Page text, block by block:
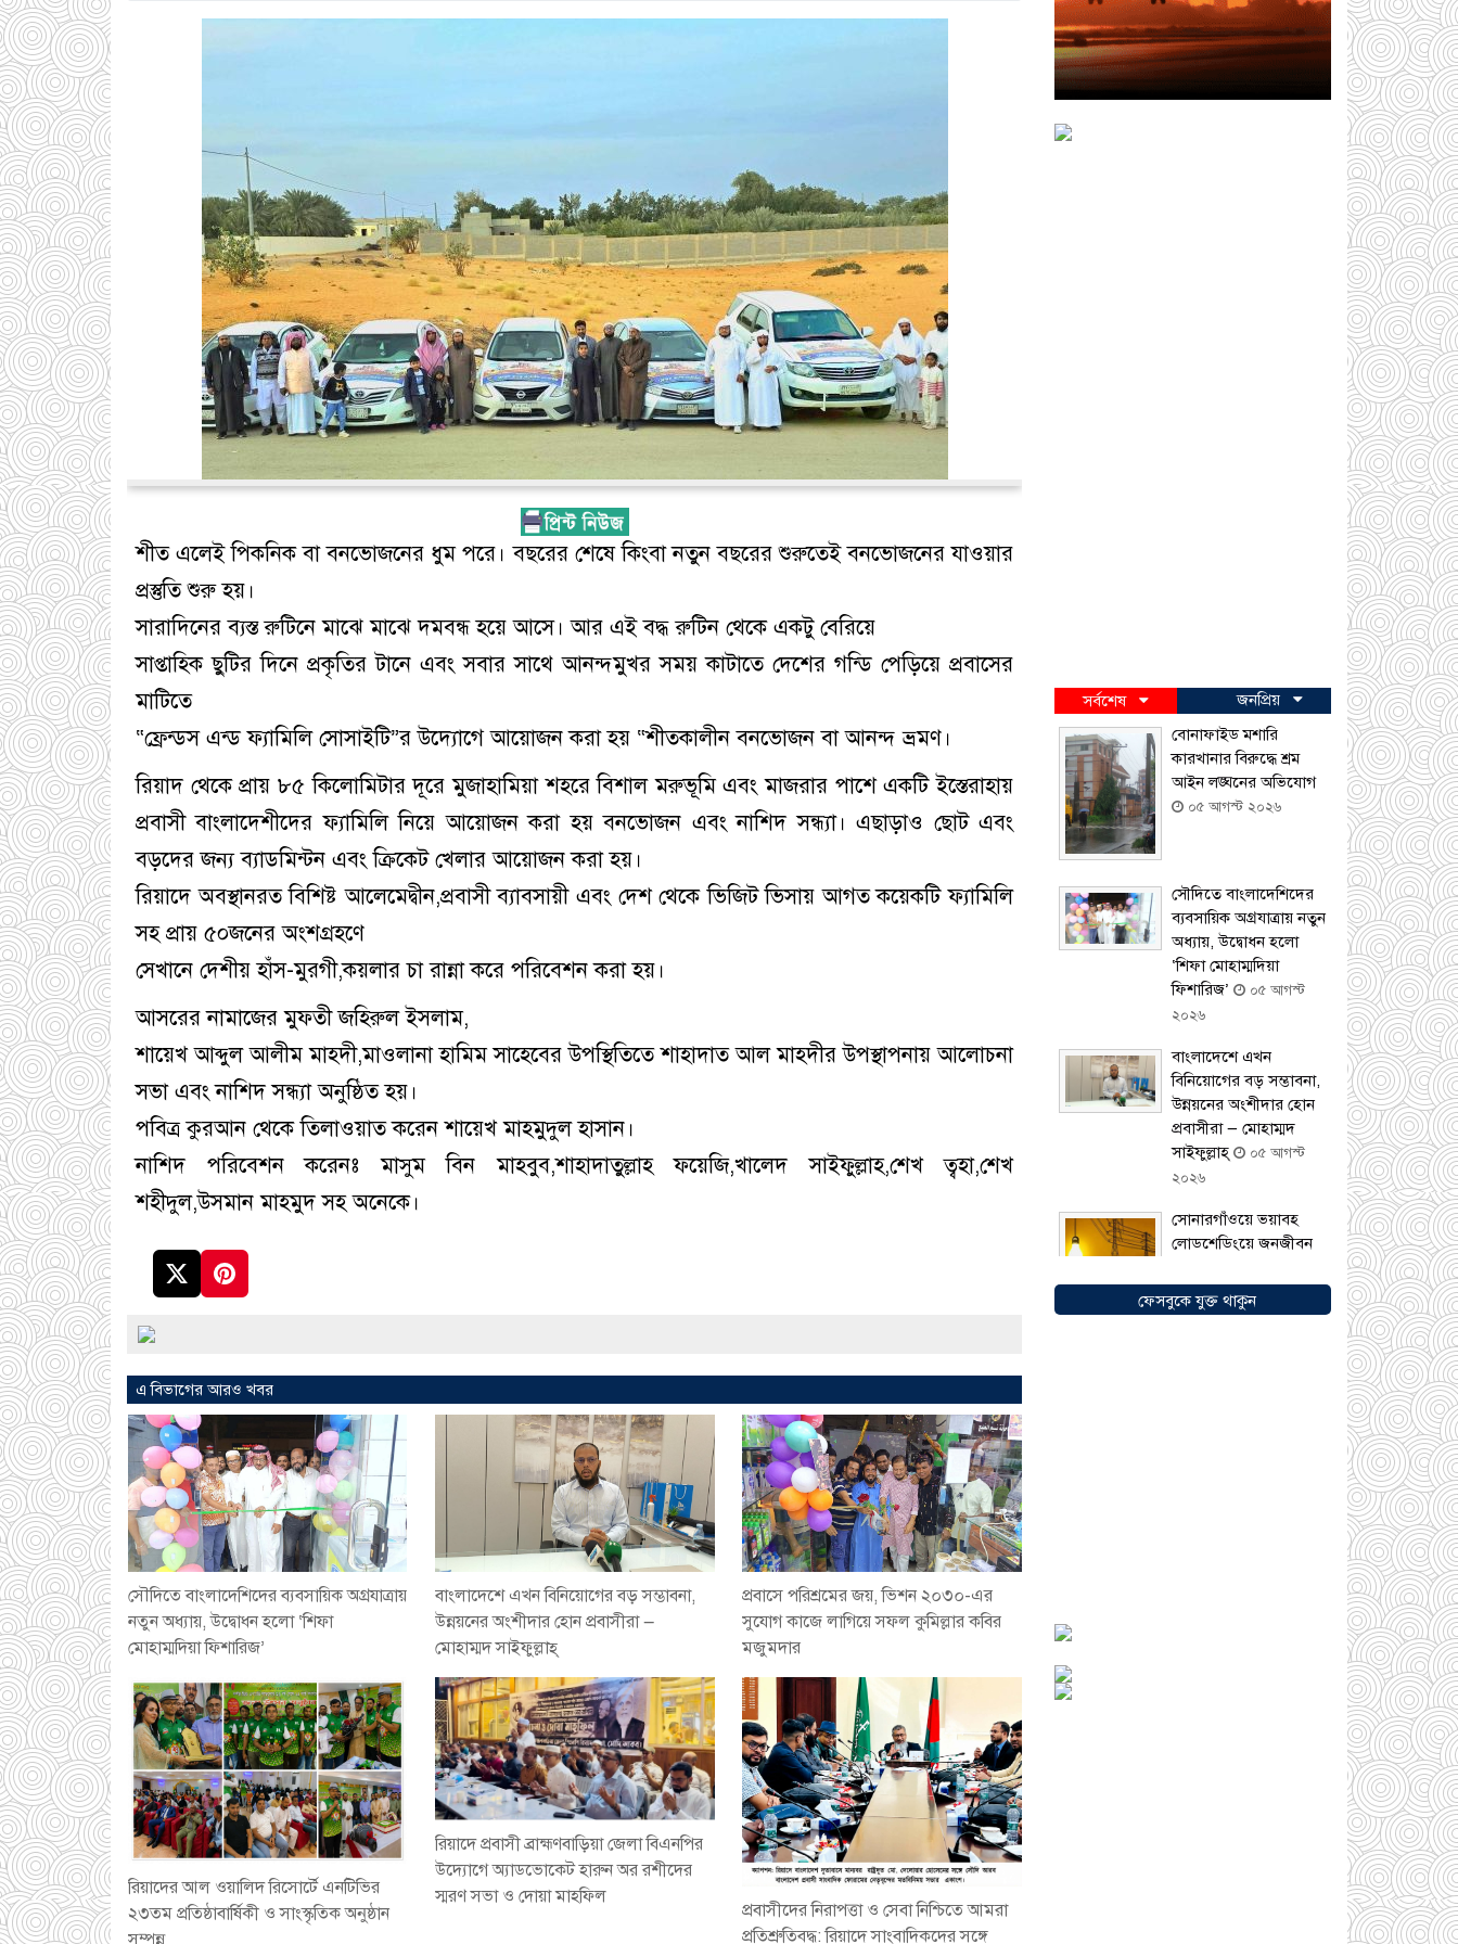
শীত এলেই পিকনিক বা বনভোজনের ধুম পরে। বছরের শেষে কিংবা নতুন বছরের শুরুতেই বনভোজনের যাওয়ার
প্রস্তুতি শুরু হয়।
সারাদিনের ব্যস্ত রুটিনে মাঝে মাঝে দমবন্ধ হয়ে আসে। আর এই বদ্ধ রুটিন থেকে একটু বেরিয়ে
সাপ্তাহিক ছুটির দিনে প্রকৃতির টানে এবং সবার সাথে আনন্দমুখর সময় কাটাতে দেশের গন্ডি পেড়িয়ে প্রবাসের
মাটিতে
“ফ্রেন্ডস এন্ড ফ্যামিলি সোসাইটি”র উদ্যোগে আয়োজন করা হয় “শীতকালীন বনভোজন বা আনন্দ ভ্রমণ।
রিয়াদ থেকে প্রায় ৮৫ কিলোমিটার দূরে মুজাহামিয়া শহরে বিশাল মরুভূমি এবং মাজরার পাশে একটি ইস্তেরাহায়
প্রবাসী বাংলাদেশীদের ফ্যামিলি নিয়ে আয়োজন করা হয় বনভোজন এবং নাশিদ সন্ধ্যা। এছাড়াও ছোট এবং
বড়দের জন্য ব্যাডমিন্টন এবং ক্রিকেট খেলার আয়োজন করা হয়।
রিয়াদে অবস্থানরত বিশিষ্ট আলেমেদ্বীন,প্রবাসী ব্যাবসায়ী এবং দেশ থেকে ভিজিট ভিসায় আগত কয়েকটি ফ্যামিলি
সহ প্রায় ৫০জনের অংশগ্রহণে
সেখানে দেশীয় হাঁস-মুরগী,কয়লার চা রান্না করে পরিবেশন করা হয়।
আসরের নামাজের মুফতী জহিরুল ইসলাম,
শায়েখ আব্দুল আলীম মাহদী,মাওলানা হামিম সাহেবের উপস্থিতিতে শাহাদাত আল মাহদীর উপস্থাপনায় আলোচনা
সভা এবং নাশিদ সন্ধ্যা অনুষ্ঠিত হয়।
পবিত্র কুরআন থেকে তিলাওয়াত করেন শায়েখ মাহমুদুল হাসান।
নাশিদ পরিবেশন করেনঃ মাসুম বিন মাহবুব,শাহাদাতুল্লাহ ফয়েজি,খালেদ সাইফুল্লাহ,শেখ ত্বহা,শেখ
শহীদুল,উসমান মাহমুদ সহ অনেকে।
এ বিভাগের আরও খবর
সৌদিতে বাংলাদেশিদের ব্যবসায়িক অগ্রযাত্রায়
নতুন অধ্যায়, উদ্বোধন হলো ‘শিফা
মোহাম্মদিয়া ফিশারিজ’
বাংলাদেশে এখন বিনিয়োগের বড় সম্ভাবনা,
উন্নয়নের অংশীদার হোন প্রবাসীরা —
মোহাম্মদ সাইফুল্লাহ্
প্রবাসে পরিশ্রমের জয়, ভিশন ২০৩০-এর
সুযোগ কাজে লাগিয়ে সফল কুমিল্লার কবির
মজুমদার
রিয়াদের আল ওয়ালিদ রিসোর্টে এনটিভির
২৩তম প্রতিষ্ঠাবার্ষিকী ও সাংস্কৃতিক অনুষ্ঠান
সম্পন্ন
রিয়াদে প্রবাসী ব্রাহ্মণবাড়িয়া জেলা বিএনপির
উদ্যোগে অ্যাডভোকেট হারুন অর রশীদের
স্মরণ সভা ও দোয়া মাহফিল
প্রবাসীদের নিরাপত্তা ও সেবা নিশ্চিতে আমরা
প্রতিশ্রুতিবদ্ধ: রিয়াদে সাংবাদিকদের সঙ্গে
সর্বশেষ
জনপ্রিয়
বোনাফাইড মশারি
কারখানার বিরুদ্ধে শ্রম
আইন লঙ্ঘনের অভিযোগ
০৫ আগস্ট ২০২৬
সৌদিতে বাংলাদেশিদের
ব্যবসায়িক অগ্রযাত্রায় নতুন
অধ্যায়, উদ্বোধন হলো
‘শিফা মোহাম্মদিয়া
ফিশারিজ’
০৫ আগস্ট
২০২৬
বাংলাদেশে এখন
বিনিয়োগের বড় সম্ভাবনা,
উন্নয়নের অংশীদার হোন
প্রবাসীরা — মোহাম্মদ
সাইফুল্লাহ্
০৫ আগস্ট
২০২৬
সোনারগাঁওয়ে ভয়াবহ
লোডশেডিংয়ে জনজীবন
আগস্ট ২০২৬
ফেসবুকে যুক্ত থাকুন